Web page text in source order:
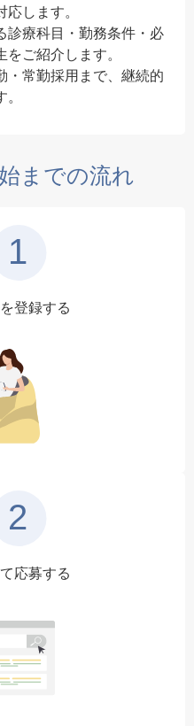
します。
診療科目・勤務条件・必
ご紹介します。
・常勤採用まで、継続的
までの流れ
1
登録する
2
応募する